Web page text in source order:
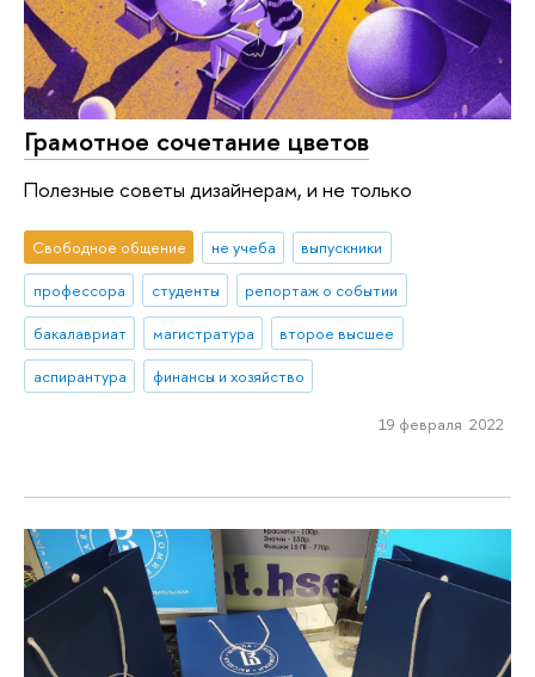
Грамотное сочетание цветов
Полезные советы дизайнерам, и не только
Свободное общение не учеба
выпускники
профессора
студенты
репортаж о событии
бакалавриат
магистратура
второе высшее
аспирантура
финансы и хозяйство
19 февраля 2022